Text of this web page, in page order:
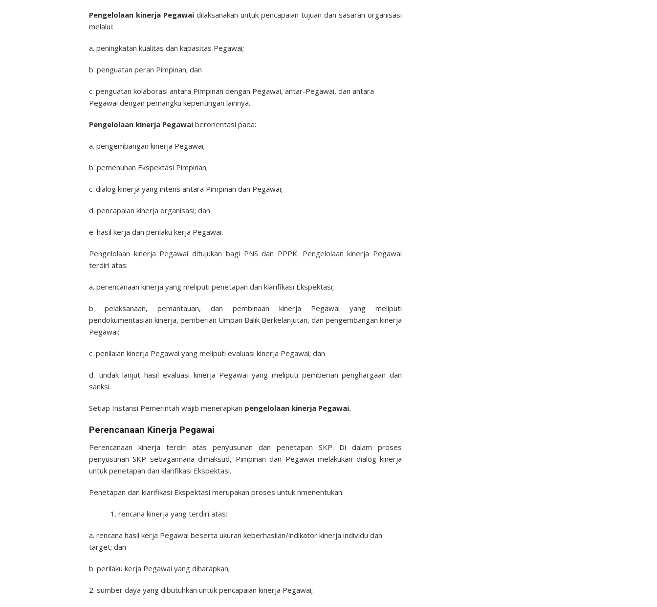
Pengelolaan kinerja Pegawai dilaksanakan untuk pencapaian tujuan dan sasaran organisasi
melalui:
a. peningkatan kualitas dan kapasitas Pegawai;
b. penguatan peran Pimpinan; dan
c. penguatan kolaborasi antara Pimpinan dengan Pegawai, antar-Pegawai, dan antara
Pegawai dengan pemangku kepentingan lainnya.
Pengelolaan kinerja Pegawai berorientasi pada:
a. pengembangan kinerja Pegawai;
b. pemenuhan Ekspektasi Pimpinan;
c. dialog kinerja yang intens antara Pimpinan dan Pegawai;
d. pencapaian kinerja organisasi; dan
e. hasil kerja dan perilaku kerja Pegawai.
Pengelolaan kinerja Pegawai ditujukan bagi PNS dan PPPK. Pengelolaan kinerja Pegawai
terdiri atas:
a. perencanaan kinerja yang meliputi penetapan dan klarifikasi Ekspektasi;
b. pelaksanaan, pemantauan, dan pembinaan kinerja Pegawai yang meliputi
pendokumentasian kinerja, pemberian Umpan Balik Berkelanjutan, dan pengembangan kinerja
Pegawai;
c. penilaian kinerja Pegawai yang meliputi evaluasi kinerja Pegawai; dan
d. tindak lanjut hasil evaluasi kinerja Pegawai yang meliputi pemberian penghargaan dan
sanksi.
Setiap Instansi Pemerintah wajib menerapkan pengelolaan kinerja Pegawai.
Perencanaan Kinerja Pegawai
Perencanaan kinerja terdiri atas penyusunan dan penetapan SKP. Di dalam proses
penyusunan SKP sebagaimana dimaksud, Pimpinan dan Pegawai melakukan dialog kinerja
untuk penetapan dan klarifikasi Ekspektasi.
Penetapan dan klarifikasi Ekspektasi merupakan proses untuk nmenentukan:
rencana kinerja yang terdiri atas:
a. rencana hasil kerja Pegawai beserta ukuran keberhasilan/indikator kinerja individu dan
target; dan
b. perilaku kerja Pegawai yang diharapkan;
2. sumber daya yang dibutuhkan untuk pencapaian kinerja Pegawai;